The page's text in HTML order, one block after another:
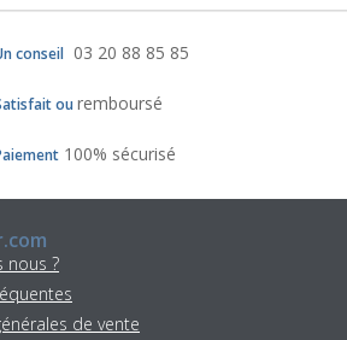
conseil 03 20 88 85 85
ou remboursé
100% sécurisé
nous ?
de vente